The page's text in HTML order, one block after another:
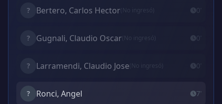
? Bertero, Carlos Hector(No ingresó) 0'
? Gugnali, Claudio Oscar(No ingresó) 0'
? Larramendi, Claudio Jose(No ingresó) 0'
? Ronci, Angel 7'